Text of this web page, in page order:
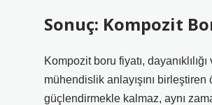
Sonuç: Kompozit
Kompozit boru fiyatı,
mühendislik anlayışını
güçlendirmekle kalmaz, aynı